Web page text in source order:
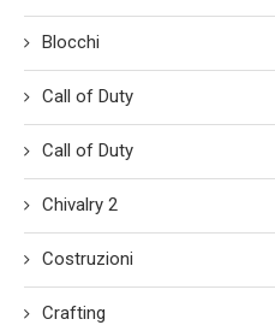
Blocchi
Call of Duty
Call of Duty
Chivalry 2
Costruzioni
Crafting